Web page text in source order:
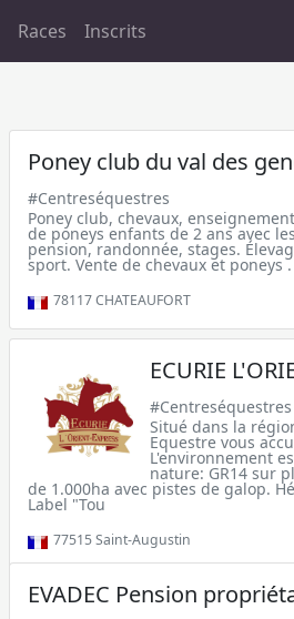
Races Inscrits
Poney club du val des
#Centreséquestres
Poney club, chevaux,
de poneys enfants de 2 ans avec
pension, randonnée, stages.
sport. Vente de chevaux et poneys
78117CHATEAUFORT
ECURIE
#Centreséquestres
Situé dans la
Equestre vous
L'environnement
nature: GR14 sur
de 1.000ha avec pistes de galop.
Label "Tou
77515Saint-Augustin
EVADEC Pension